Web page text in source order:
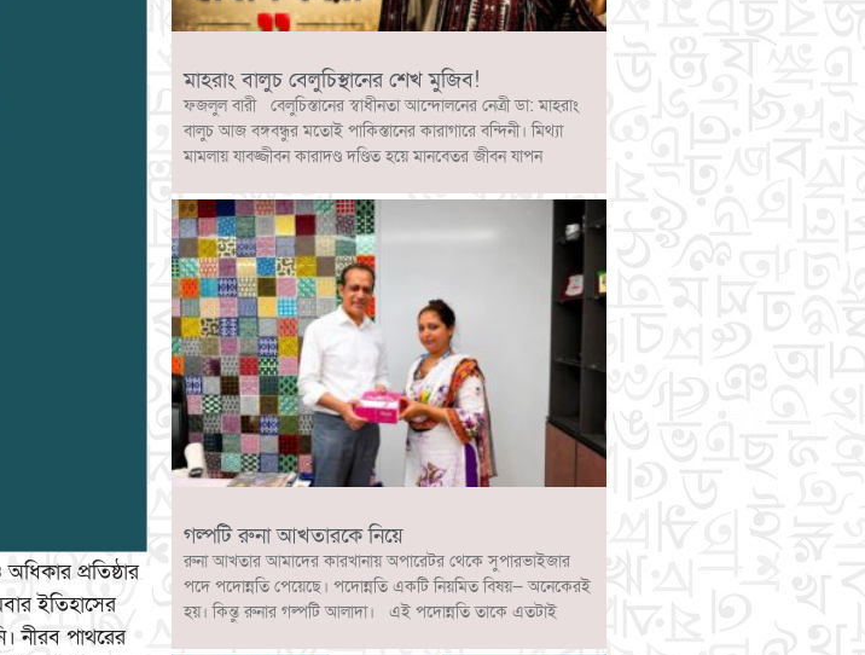
প্রতিষ্ঠার
ইতিহাসের
নীরব পাথরের
মাহরাং বালুচ বেলুচিস্থানের শেখ মুজিব!
ফজলুল বারী বেলুচিস্তানের স্বাধীনতা আন্দোলনের নেত্রী ডা: মাহরাং
বালুচ আজ বঙ্গবন্ধুর মতোই পাকিস্তানের কারাগারে বন্দিনী। মিথ্যা
মামলায় যাবজ্জীবন কারাদণ্ড দণ্ডিত হয়ে মানবেতর জীবন যাপন
গল্পটি রুনা আখতারকে নিয়ে
রুনা আখতার আমাদের কারখানায় অপারেটর থেকে সুপারভাইজার
পদে পদোন্নতি পেয়েছে। পদোন্নতি একটি নিয়মিত বিষয়— অনেকেরই
হয়। কিন্তু রুনার গল্পটি আলাদা। এই পদোন্নতি তাকে এতটাই